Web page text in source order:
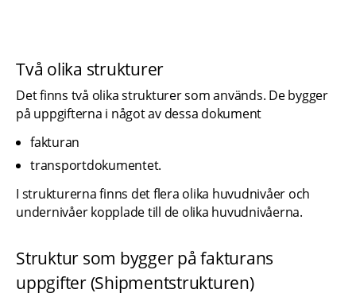
Två olika strukturer
Det finns två olika strukturer som används. De bygger
på uppgifterna i något av dessa dokument
fakturan
transportdokumentet.
I strukturerna finns det flera olika huvudnivåer och
undernivåer kopplade till de olika huvudnivåerna.
Struktur som bygger på fakturans
uppgifter (Shipmentstrukturen)